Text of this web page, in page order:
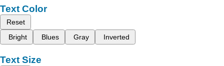
Text Color
Reset
Bright
Blues Gray Inverted
Text Size